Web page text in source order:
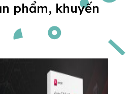
phẩm, khuyến